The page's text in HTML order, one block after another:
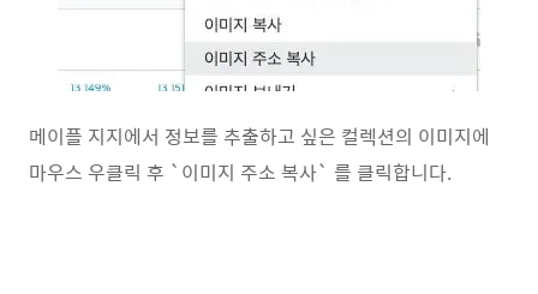
메이플 지지에서 정보를 추출하고 싶은 컬렉션의 이미지에
마우스 우클릭 후 `이미지 주소 복사` 를 클릭합니다.